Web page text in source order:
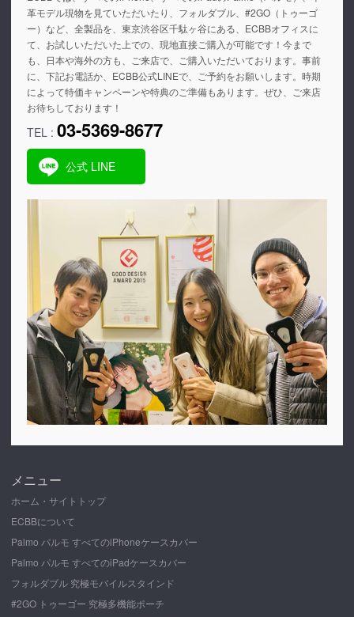
革モデル現物を見ていただいたり、フォルダブル、#2GO（トゥーゴ
ー）など、全製品を、東京渋谷区千駄ヶ谷にある、ECBBオフィスに
て、お試しいただいた上での、現地直接ご購入が可能です！今まで
も、日本や海外の方も、ご来店で、ご購入いただいております。事前
に、下記お電話か、ECBB公式LINEで、ご予約をお願いします。時期
によって特価キャンペーンや特典のご準備もあります。ぜひ、ご来店
お待ちしております！
TEL : 03-5369-8677
公式 LINE
メニュー
ホーム・サイトトップ
ECBBについて
Palmo パルモ すべてのiPhoneケースカバー
Palmo パルモ すべてのiPadケースカバー
フォルダブル 究極モバイルスタインド
#2GO トゥーゴー 究極多機能ポーチ